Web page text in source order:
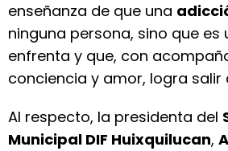
enseñanza de que una
ninguna persona, sino que es
enfrenta y que, con
conciencia y amor, logra salir
Al respecto, la presidenta del
Municipal DIF Huixquilucan,